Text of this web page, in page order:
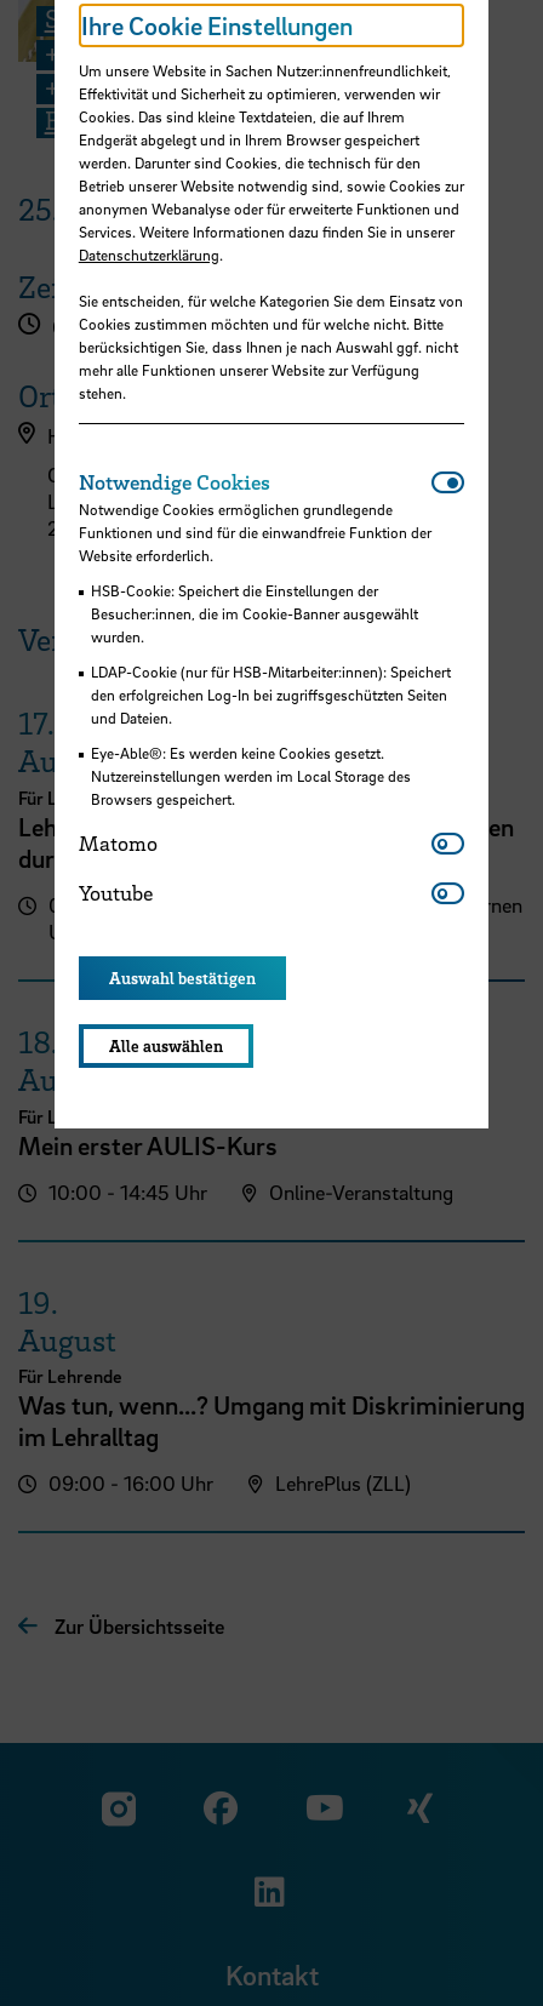
Sabine Riemer
+49 421 5905 4131
+49 176 1514 0207
E-Mail
25. September2025
Zeit
09:00 - 13:00 Uhr
Ort
Hybrid vor Ort und per Zoom
Campus Neustadt, Langemarckstraße (L-Gebäude)
Langemarckstraße 113
28199 Bremen
Veranstaltungen der HSB
17.
August
Für Lehrende
Lehrveranstaltungsplanung mit KI. Zeit sparen
durch digitale Tools
09:00 - 13:00
Uhr
Zentrum für Lehren und Lernen
18.
August
Für Lehrende
Mein erster AULIS-Kurs
10:00 - 14:45 Uhr Online-Veranstaltung
19.
August
Für Lehrende
Was tun, wenn...? Umgang mit Diskriminierung
im Lehralltag
09:00 - 16:00 Uhr LehrePlus (ZLL)
Zur Übersichtsseite
Zu unserer Facebook
Zu
Zu unserer
Kontakt
Ihre Cookie Einstellungen
Um unsere Website in Sachen Nutzer:innenfreundlichkeit,
Effektivität und Sicherheit zu optimieren, verwenden wir
Cookies. Das sind kleine Textdateien, die auf Ihrem
Endgerät abgelegt und in Ihrem Browser gespeichert
werden. Darunter sind Cookies, die technisch für den
Betrieb unserer Website notwendig sind, sowie Cookies zur
anonymen Webanalyse oder für erweiterte Funktionen und
Services. Weitere Informationen dazu finden Sie in unserer
Datenschutzerklärung.
Sie entscheiden, für welche Kategorien Sie dem Einsatz von
Cookies zustimmen möchten und für welche nicht. Bitte
berücksichtigen Sie, dass Ihnen je nach Auswahl ggf. nicht
mehr alle Funktionen unserer Website zur Verfügung
stehen.
Notwendige Cookies
Notwendige Cookies ermöglichen grundlegende
Funktionen und sind für die einwandfreie Funktion der
Website erforderlich.
HSB-Cookie: Speichert die Einstellungen der
Besucher:innen, die im Cookie-Banner ausgewählt
wurden.
LDAP-Cookie (nur für HSB-Mitarbeiter:innen): Speichert
den erfolgreichen Log-In bei zugriffsgeschützten Seiten
und Dateien.
Eye-Able®: Es werden keine Cookies gesetzt.
Nutzereinstellungen werden im Local Storage des
Browsers gespeichert.
Matomo Matomo
Youtube Youtube
Auswahl bestätigen
Alle auswählen